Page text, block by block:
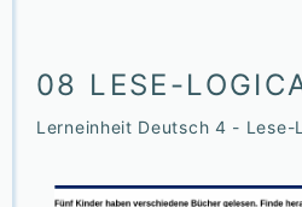
08 LESE-
Lerneinheit Deutsch 4 - Lese-